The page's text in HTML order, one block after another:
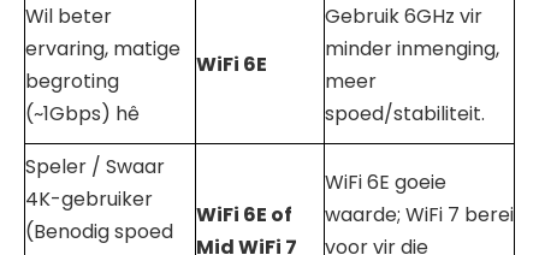
Wil beter
ervaring, matige
begroting
(~1Gbps) hê
WiFi 6E
Gebruik 6GHz vir
minder inmenging,
meer
spoed/stabiliteit.
Speler / Swaar
4K-gebruiker
(Benodig spoed
WiFi 6E of
MidWiFi 7
WiFi 6E goeie
waarde; WiFi 7 berei
voor vir die